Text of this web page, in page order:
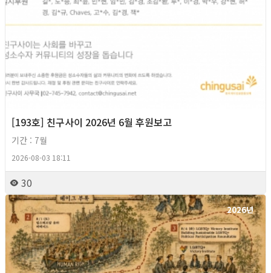
[193호] 친구사이 2026년 6월 후원보고
기간 : 7월
2026-08-03 18:11
30
2026년